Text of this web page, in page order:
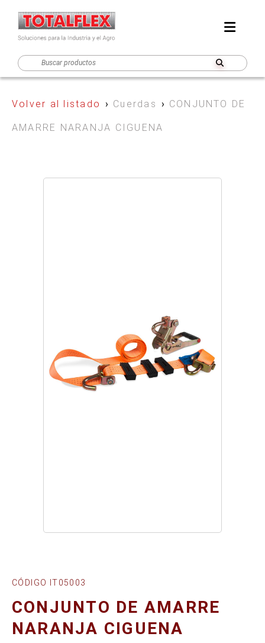
Volver al listado › Cuerdas › CONJUNTO DE
AMARRE NARANJA CIGUENA
CÓDIGO IT05003
CONJUNTO DE AMARRE
NARANJA CIGUENA